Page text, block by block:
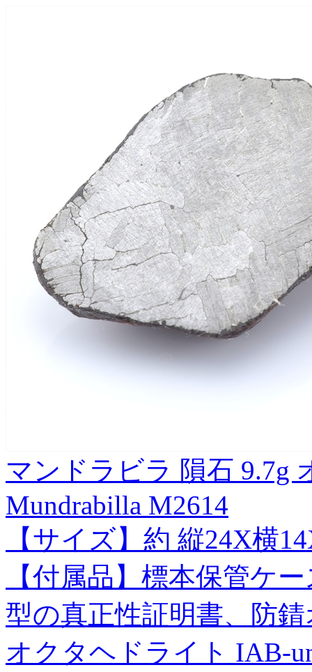
マンドラビラ 隕石 9.7g
Mundrabilla M2614
【サイズ】約 縦24X横
【付属品】標本保管ケ
型の真正性証明書、防
オクタヘドライト IAB-